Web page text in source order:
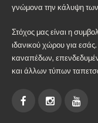
γνώμονα την κάλυψη
Στόχος μας είναι η
ιδανικού χώρου για
καναπέδων,
και άλλων τύπων